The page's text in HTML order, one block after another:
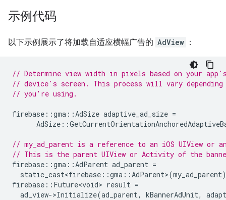
示例代码
以下示例展示了将加载自适应横幅广告的 AdView ：
// Determine view width in pixels based on your
// device's screen. This process will vary depending
// you're using.
firebase ::gma ::AdSize adaptive_ad_size =
AdSize ::
// my_ad_parent is a reference to an iOS UIView or
// This is the parent UIView or Activity of the
firebase ::gma ::AdParent ad_parent =
static_cast<firebase ::gma ::AdParent>(my_ad_parent
firebase :: Future<void> result =
ad_view->Initialize(ad_parent, kBannerAdUnit,